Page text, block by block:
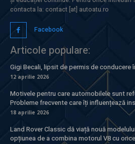
contacta la: contact [at] autoatu.ro
Facebook
Articole populare:
Gigi Becali, lipsit de permis de conducere
12 aprilie 2026
Motivele pentru care automobilele sunt
Probleme frecvente care îți influențează
18 aprilie 2026
Land Rover Classic dă viață nouă
opțiunea de a combina motorul V8 cu